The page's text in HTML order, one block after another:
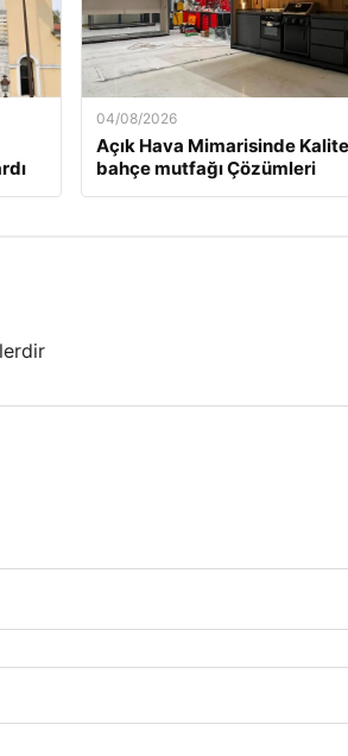
04/08/2026
Açık Hava Mimarisinde
bahçe mutfağı Çözümleri